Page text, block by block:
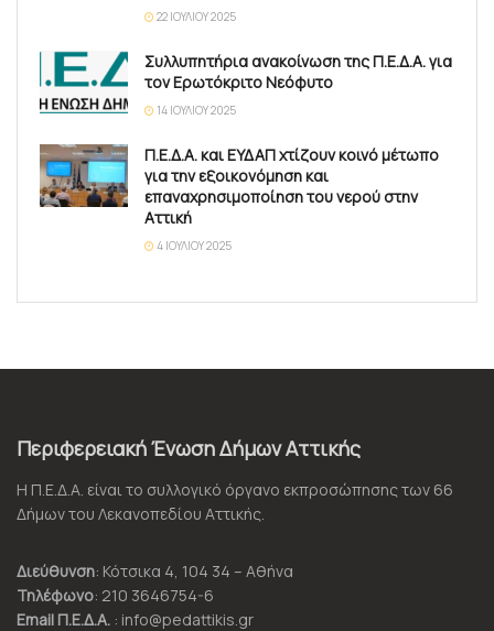
22 ΙΟΥΛΊΟΥ 2025
Συλλυπητήρια ανακοίνωση της Π.Ε.Δ.Α. για
τον Ερωτόκριτο Νεόφυτο
14 ΙΟΥΛΊΟΥ 2025
Π.Ε.Δ.Α. και ΕΥΔΑΠ χτίζουν κοινό μέτωπο
για την εξοικονόμηση και
επαναχρησιμοποίηση του νερού στην
Αττική
4 ΙΟΥΛΊΟΥ 2025
Περιφερειακή Ένωση Δήμων Αττικής
Η Π.Ε.Δ.Α. είναι το συλλογικό όργανο εκπροσώπησης των 66
Δήμων του Λεκανοπεδίου Αττικής.
Διεύθυνση: Κότσικα 4, 104 34 – Αθήνα
Τηλέφωνο: 210 3646754-6
Email Π.Ε.Δ.Α. : info@pedattikis.gr